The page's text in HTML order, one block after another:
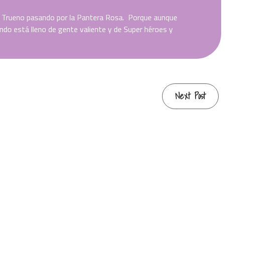
pasando por la Pantera Rosa. Porque aunque
está lleno de gente valiente y de Super héroes y
Next Post